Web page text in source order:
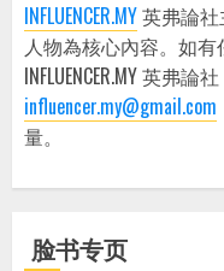
INFLUENCER.MY英弗論
人物為核心內容。如
INFLUENCER.MY 英弗
influencer.my@gmail.com
量。
脸书专页